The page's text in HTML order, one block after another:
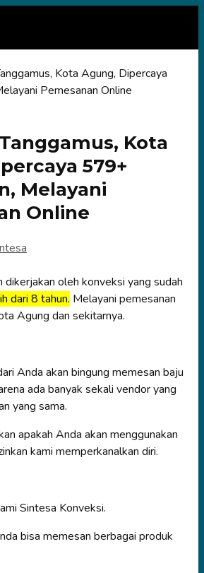
Kota Agung, Dipercaya
Pemesanan Online
Kota
579+
Melayani
Online
dikerjakan oleh konveksi yang sudah
dari 8 tahun. Melayani pemesanan
Agung dan sekitarnya.
Anda akan bingung memesan baju
ada banyak sekali vendor yang
yang sama.
apakah Anda akan menggunakan
kami memperkanalkan diri.
Sintesa Konveksi.
bisa memesan berbagai produk